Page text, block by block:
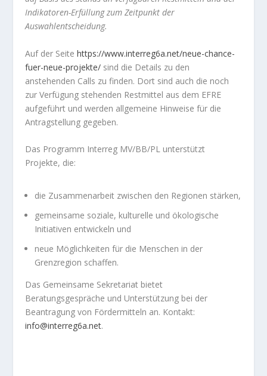
Indikatoren-Erfüllung zum Zeitpunkt der
Auswahlentscheidung.
Auf der Seitehttps://www.interreg6a.net/neue-chance-
fuer-neue-projekte/ sind die Details zu den
anstehenden Calls zu finden. Dort sind auch die noch
zur Verfügung stehenden Restmittel aus dem EFRE
aufgeführt und werden allgemeine Hinweise für die
Antragstellung gegeben.
Das Programm Interreg MV/BB/PL unterstützt
Projekte, die:
die Zusammenarbeit zwischen den Regionen stärken,
gemeinsame soziale, kulturelle und ökologische
Initiativen entwickeln und
neue Möglichkeiten für die Menschen in der
Grenzregion schaffen.
Das Gemeinsame Sekretariat bietet
Beratungsgespräche und Unterstützung bei der
Beantragung von Fördermitteln an. Kontakt:
info@interreg6a.net.